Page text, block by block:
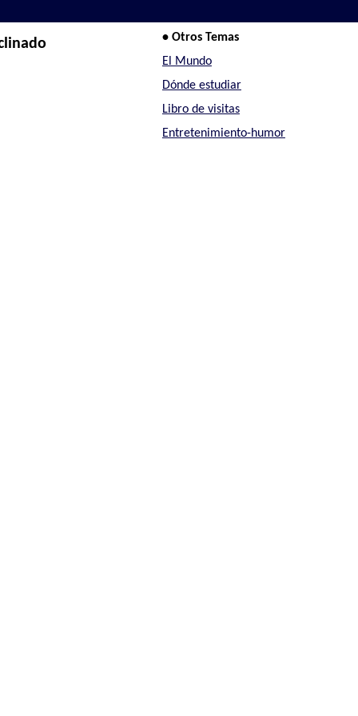
• Otros Temas
El Mundo
Dónde estudiar
Libro de visitas
Entretenimiento-humor